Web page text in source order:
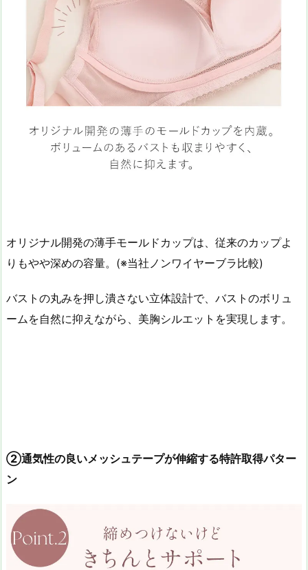
オリジナル開発の薄手モールドカップは、従来のカップよ
りもやや深めの容量。(※当社ノンワイヤーブラ比較)
バストの丸みを押し潰さない立体設計で、バストのボリュ
ームを自然に抑えながら、美胸シルエットを実現します。
②通気性の良いメッシュテープが伸縮する特許取得パター
ン